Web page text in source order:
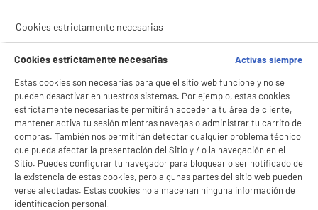
Cookies estrictamente necesarias
Cookies estrictamente necesarias
Activas siempre
Estas cookies son necesarias para que el sitio web funcione y no se
pueden desactivar en nuestros sistemas. Por ejemplo, estas cookies
estrictamente necesarias te permitirán acceder a tu área de cliente,
mantener activa tu sesión mientras navegas o administrar tu carrito de
compras. También nos permitirán detectar cualquier problema técnico
que pueda afectar la presentación del Sitio y / o la navegación en el
Sitio. Puedes configurar tu navegador para bloquear o ser notificado de
la existencia de estas cookies, pero algunas partes del sitio web pueden
verse afectadas. Estas cookies no almacenan ninguna información de
identificación personal.